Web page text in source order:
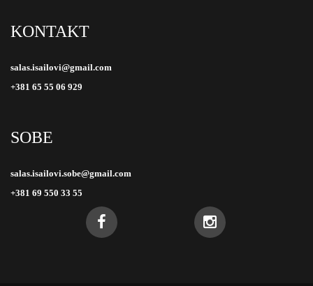
KONTAKT
salas.isailovi@gmail.com
+381 65 55 06 929
SOBE
salas.isailovi.sobe@gmail.com
+381 69 550 33 55